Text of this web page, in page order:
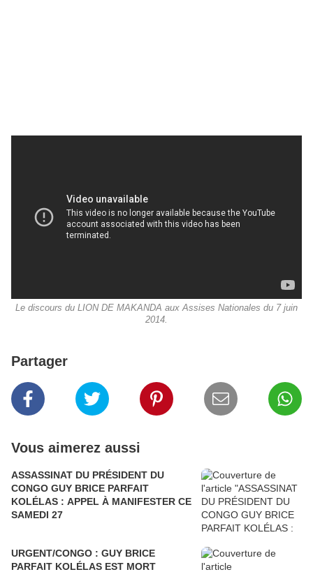
Le discours du LION DE MAKANDA aux Assises Nationales du 7 juin
2014.
Partager
Vous aimerez aussi
ASSASSINAT DU PRÉSIDENT DU
CONGO GUY BRICE PARFAIT
KOLÉLAS : APPEL À MANIFESTER CE
SAMEDI 27
URGENT/CONGO : GUY BRICE
PARFAIT KOLÉLAS EST MORT